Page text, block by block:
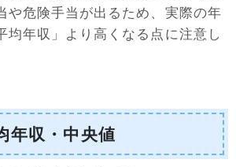
や危険手当が出るため、実際の年
均年収」より高くなる点に注意し
年収・中央値